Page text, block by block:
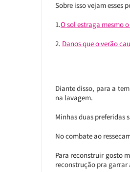
Sobre isso vejam esses
1.O sol estraga mesmo
2. Danos que o verão
Diante disso, para a
na lavagem.
Minhas duas preferidas
No combate ao
Para reconstruir gosto
reconstrução pra